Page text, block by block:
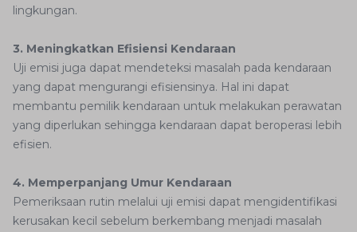
lingkungan.
3. Meningkatkan Efisiensi Kendaraan
Uji emisi juga dapat mendeteksi masalah pada kendaraan
yang dapat mengurangi efisiensinya. Hal ini dapat
membantu pemilik kendaraan untuk melakukan perawatan
yang diperlukan sehingga kendaraan dapat beroperasi lebih
efisien.
4. Memperpanjang Umur Kendaraan
Pemeriksaan rutin melalui uji emisi dapat mengidentifikasi
kerusakan kecil sebelum berkembang menjadi masalah